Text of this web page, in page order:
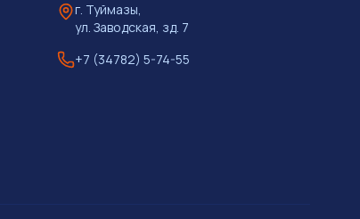
г. Туймазы,
ул. Заводская, зд. 7
+7 (34782) 5-74-55